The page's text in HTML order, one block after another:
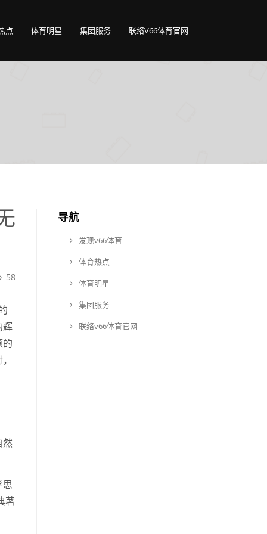
点 体育明星 集团服务 联络V66体育官网
58
辉
的
然
思
著
导航
发现v66体育
体育热点
体育明星
集团服务
联络v66体育官网